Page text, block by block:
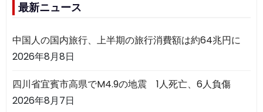
最新ニュース
中国人の国内旅行、上半期の旅行消費額は約64兆円に
2026年8月8日
四川省宜賓市高県でM4.9の地震 1人死亡、6人負傷
2026年8月7日